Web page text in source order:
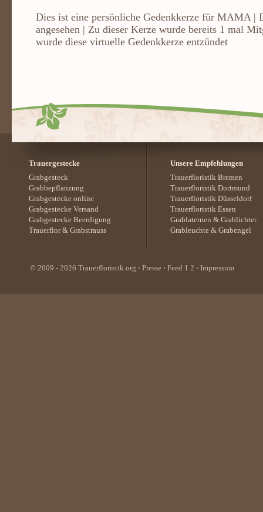
Dies ist eine persönliche Gedenkkerze für MAMA |
angesehen | Zu dieser Kerze wurde bereits 1 mal
wurde diese virtuelle Gedenkkerze entzündet
Trauergestecke
Grabgesteck
Grabbepflanzung
Grabgestecke online
Grabgestecke Versand
Grabgestecke Beerdigung
Trauerflor& Grabstrauss
Unsere Empfehlungen
Trauerfloristik Bremen
Trauerfloristik Dortmund
Trauerfloristik Düsseldorf
Trauerfloristik Essen
Grablaternen & Grablichter
Grableuchte & Grabengel
© 2009 - 2026 Trauerfloristik.org ⋅ Presse ⋅ Feed 1 2 ⋅ Impressum